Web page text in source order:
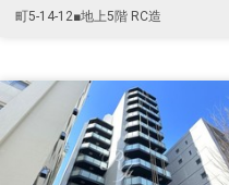
町5-14-12■地上5階 RC造